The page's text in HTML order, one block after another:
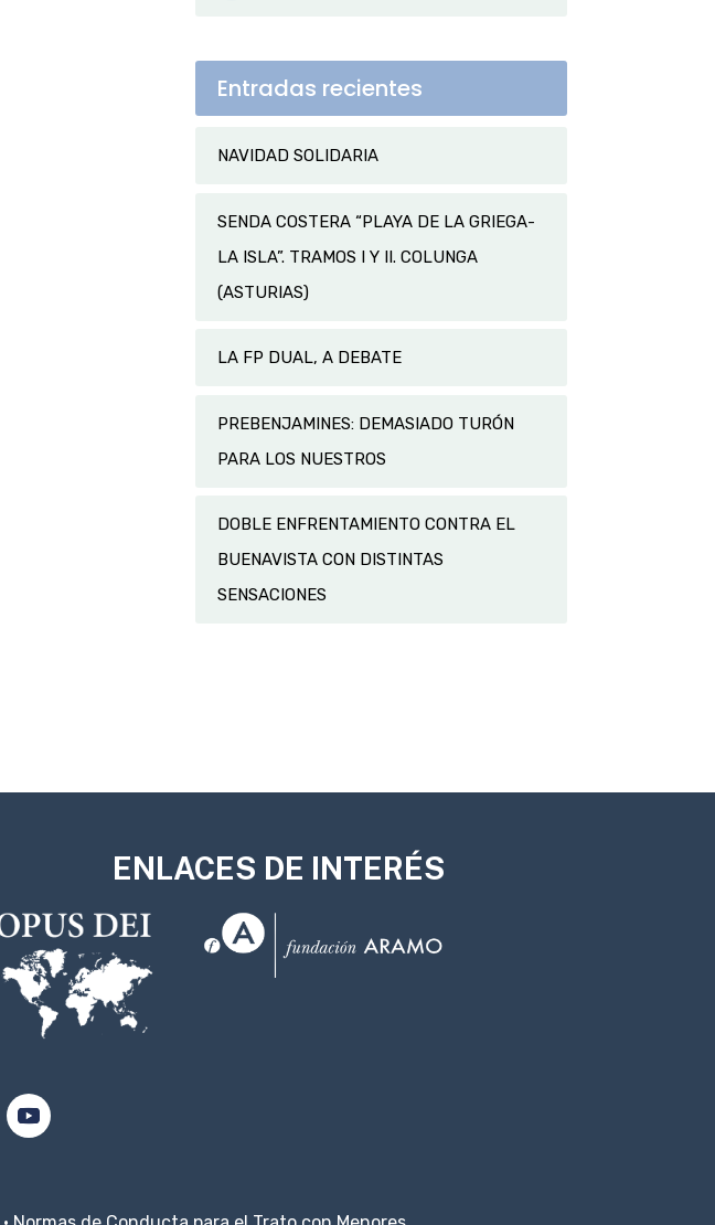
Entradas recientes
NAVIDAD SOLIDARIA
SENDA COSTERA “PLAYA DE LA GRIEGA-
LA ISLA”. TRAMOS I Y II. COLUNGA
(ASTURIAS)
LA FP DUAL, A DEBATE
PREBENJAMINES: DEMASIADO TURÓN
PARA LOS NUESTROS
DOBLE ENFRENTAMIENTO CONTRA EL
BUENAVISTA CON DISTINTAS
SENSACIONES
ENLACES DE INTERÉS